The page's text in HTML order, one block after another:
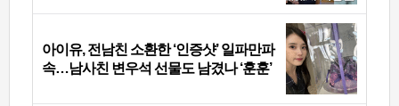
아이유, 전남친 소환한 ‘인증샷’ 일파만파
속…남사친 변우석 선물도 남겼나 ‘훈훈’